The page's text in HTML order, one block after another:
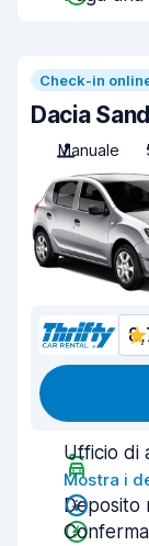
Check-in
Dacia
Manuale
Ufficio di
Mostra i
Deposito